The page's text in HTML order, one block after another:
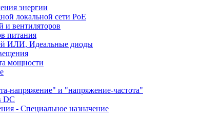
энергии
локальной сети PoE
и вентиляторов
питания
ИЛИ, Идеальные диоды
мощности
напряжение" и "напряжение-частота"
DC
- Специальное назначение